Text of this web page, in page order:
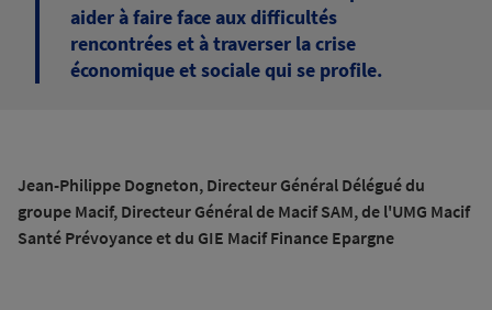
aider à faire face aux difficultés
rencontrées et à traverser la crise
économique et sociale qui se profile.
Jean-Philippe Dogneton, Directeur Général Délégué du
groupe Macif, Directeur Général de Macif SAM, de l'UMG Macif
Santé Prévoyance et du GIE Macif Finance Epargne